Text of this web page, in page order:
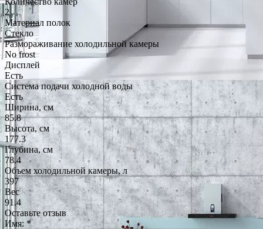
2
Материал полок
Стекло
Размораживание холодильной камеры
No frost
Дисплей
Есть
Система подачи холодной воды
Есть
Ширина, см
85.8
Высота, см
177.3
Глубина, см
78.4
Объем холодильной камеры, л
397
Вес
91.4
Оставьте отзыв
Имя: *